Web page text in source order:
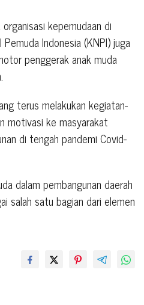
kepemudaan di
Indonesia (KNPI) juga
penggerak anak muda
terus melakukan kegiatan-
motivasi ke masyarakat
di tengah pandemi Covid-
dalam pembangunan daerah
salah satu bagian dari elemen